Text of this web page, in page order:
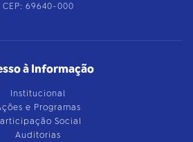
CEP: 69640-000
à Informação
Institucional
e Programas
Social
Auditorias